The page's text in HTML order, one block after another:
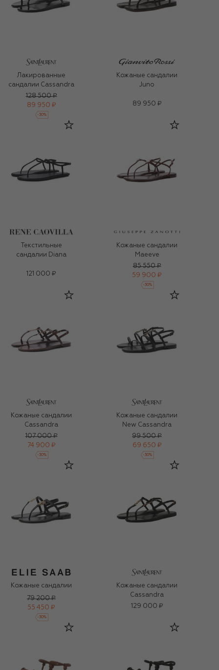
Лакированные
сандалии Cassandra
128 500 ₽
89 950 ₽
-30%
Кожаные сандалии
Juno
89 950 ₽
Текстильные
сандалии Diana
121 000 ₽
Кожаные сандалии
Maeeve
85 550 ₽
59 900 ₽
-30%
Кожаные сандалии
Cassandra
107 000 ₽
74 900 ₽
-30%
Кожаные сандалии
New Cassandra
99 500 ₽
69 650 ₽
-30%
Кожаные сандалии
79 200 ₽
55 450 ₽
-30%
Кожаные сандалии
Cassandra
129 000 ₽